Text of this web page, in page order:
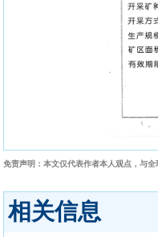
免责声明：本文仅代表作者本人观点，与
相关信息